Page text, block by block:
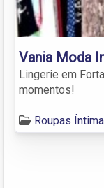
Vania Moda
Lingerie em
momentos!
Roupas